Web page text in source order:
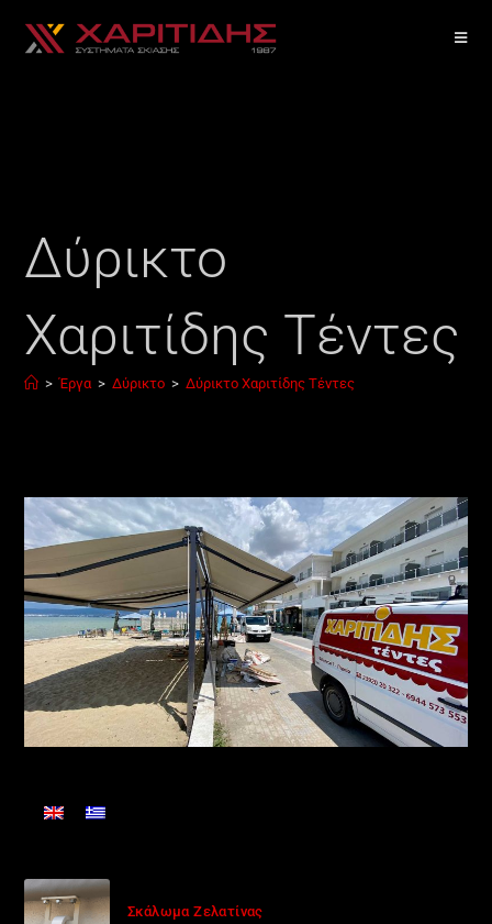
Δύρικτο
Χαριτίδης Τέντες
> Έργα > Δύρικτο > Δύρικτο Χαριτίδης Τέντες
Σκάλωμα Ζελατίνας